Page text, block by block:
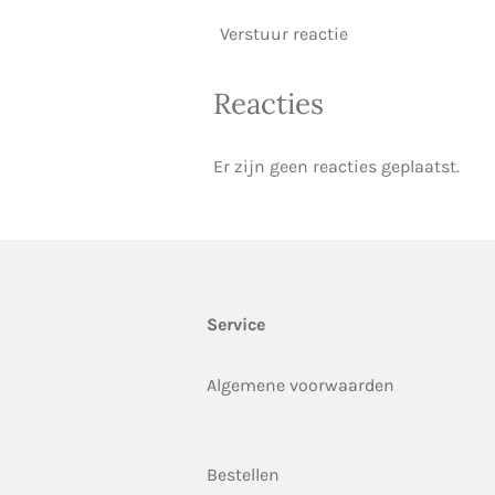
Verstuur reactie
Reacties
Er zijn geen reacties geplaatst.
Service
Algemene voorwaarden
Bestellen